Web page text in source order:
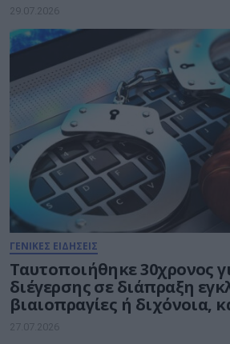
29.07.2026
ΓΕΝΙΚΕΣ ΕΙΔΗΣΕΙΣ
Ταυτοποιήθηκε 30χρονος
διέγερσης σε διάπραξη
βιαιοπραγίες ή διχόνοια,
της Ευρωπαϊκής Πράξης
27.07.2026